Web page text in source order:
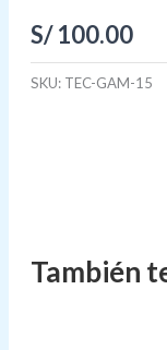
S/100.00
SKU: TEC-GAM-15